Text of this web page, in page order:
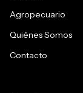
Agropecuario
Quiénes Somos
Contacto